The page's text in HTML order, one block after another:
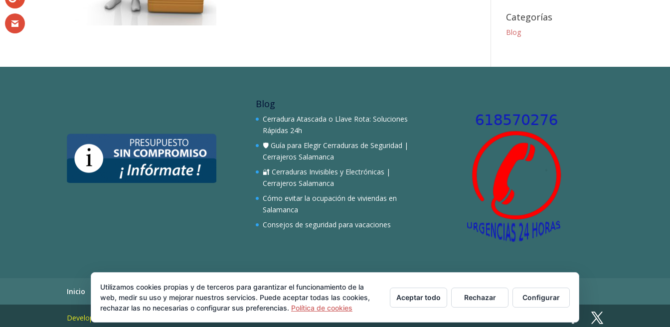
Categorías
Blog
Blog
Cerradura Atascada o Llave Rota: Soluciones
Rápidas 24h
🛡️ Guía para Elegir Cerraduras de Seguridad |
Cerrajeros Salamanca
🔐 Cerraduras Invisibles y Electrónicas |
Cerrajeros Salamanca
Cómo evitar la ocupación de viviendas en
Salamanca
Consejos de seguridad para vacaciones
Inicio Nosotros Cerrajeros 24 horas Servicios Localidades Blog Contacto
Developed and Hosting
Utilizamos cookies propias y de terceros para garantizar el funcionamiento de la
web, medir su uso y mejorar nuestros servicios. Puede aceptar todas las cookies,
rechazar las no necesarias o configurar sus preferencias. Política de cookies
Aceptar todo Rechazar Configurar